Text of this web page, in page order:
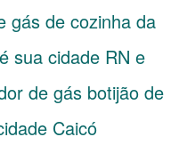
gás de cozinha da
sua cidade RN e
de gás botijão de
Caicó